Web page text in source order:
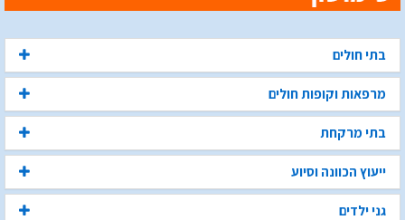
בתי חולים
מרפאות וקופות חולים
בתי מרקחת
ייעוץ הכוונה וסיוע
גני ילדים